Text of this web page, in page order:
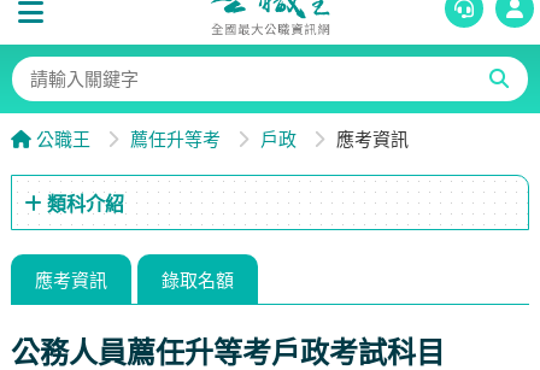
公職王 薦任升等考 戶政 應考資訊
類科介紹
應考資訊 錄取名額
公務人員薦任升等考戶政考試科目